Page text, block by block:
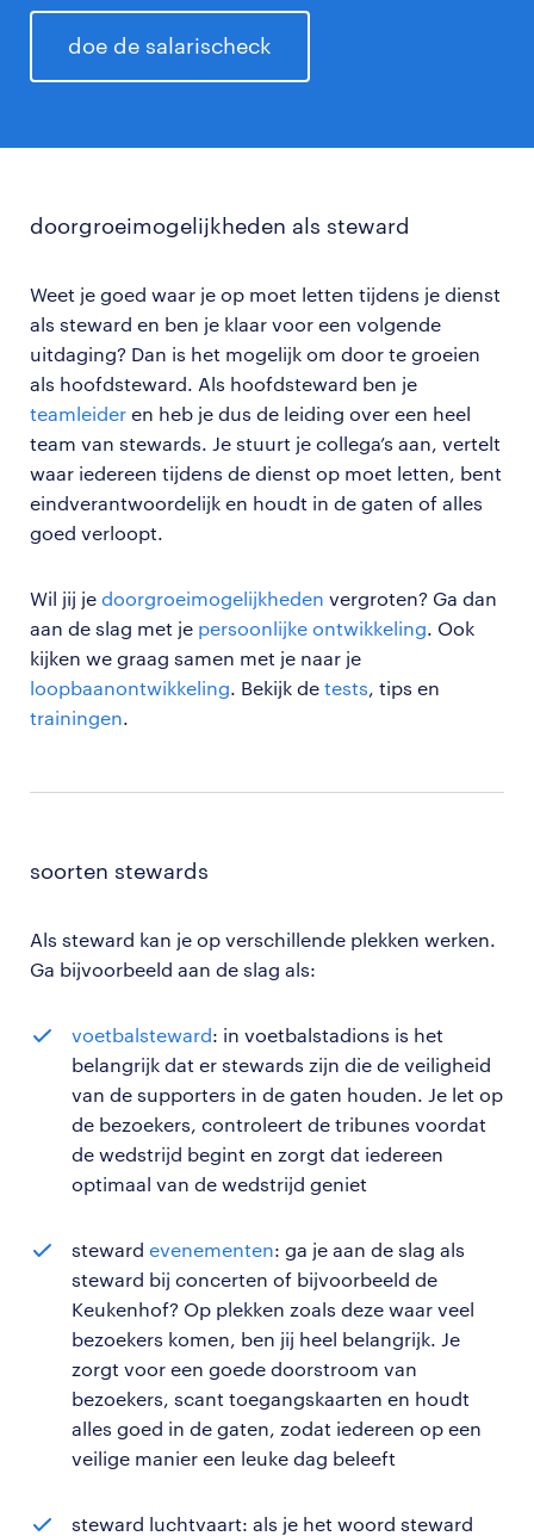
doe de salarischeck
doorgroeimogelijkheden als steward
Weet je goed waar je op moet letten tijdens je dienst
als steward en ben je klaar voor een volgende
uitdaging? Dan is het mogelijk om door te groeien
als hoofdsteward. Als hoofdsteward ben je
teamleider en heb je dus de leiding over een heel
team van stewards. Je stuurt je collega’s aan, vertelt
waar iedereen tijdens de dienst op moet letten, bent
eindverantwoordelijk en houdt in de gaten of alles
goed verloopt.
Wil jij je doorgroeimogelijkheden vergroten? Ga dan
aan de slag met je persoonlijke ontwikkeling . Ook
kijken we graag samen met je naar je
loopbaanontwikkeling . Bekijk de tests , tips en
trainingen
soorten stewards
Als steward kan je op verschillende plekken werken.
Ga bijvoorbeeld aan de slag als:
voetbalsteward: in voetbalstadions is het
belangrijk dat er stewards zijn die de veiligheid
van de supporters in de gaten houden. Je let op
de bezoekers, controleert de tribunes voordat
de wedstrijd begint en zorgt dat iedereen
optimaal van de wedstrijd geniet
steward evenementen: ga je aan de slag als
steward bij concerten of bijvoorbeeld de
Keukenhof? Op plekken zoals deze waar veel
bezoekers komen, ben jij heel belangrijk. Je
zorgt voor een goede doorstroom van
bezoekers, scant toegangskaarten en houdt
alles goed in de gaten, zodat iedereen op een
veilige manier een leuke dag beleeft
steward luchtvaart: als je het woord steward